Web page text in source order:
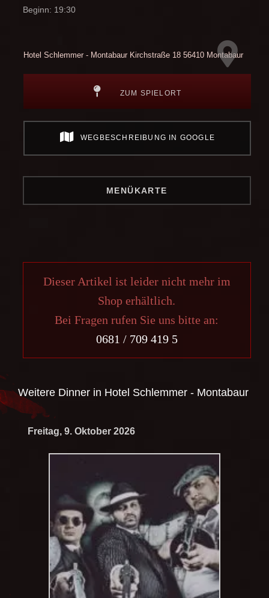
Beginn: 19:30
Hotel Schlemmer - MontabaurKirchstraße 18 56410 Montabaur
ZUM SPIELORT
WEGBESCHREIBUNG IN GOOGLE
MENÜKARTE
Dieser Artikel ist leider nicht mehr im
Shop erhältlich.
Bei Fragen rufen Sie uns bitte an:
0681 / 709 419 5
Weitere Dinner in Hotel Schlemmer - Montabaur
Freitag, 9. Oktober 2026